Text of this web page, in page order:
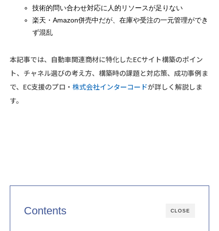
技術的問い合わせ対応に人的リソースが足りない
楽天・Amazon併売中だが、在庫や受注の一元管理ができ
ず混乱
本記事では、自動車関連商材に特化したECサイト構築のポイン
ト、チャネル選びの考え方、構築時の課題と対応策、成功事例ま
で、EC支援のプロ・ 株式会社インターコードが詳しく解説しま
す。
CLOSE
Contents